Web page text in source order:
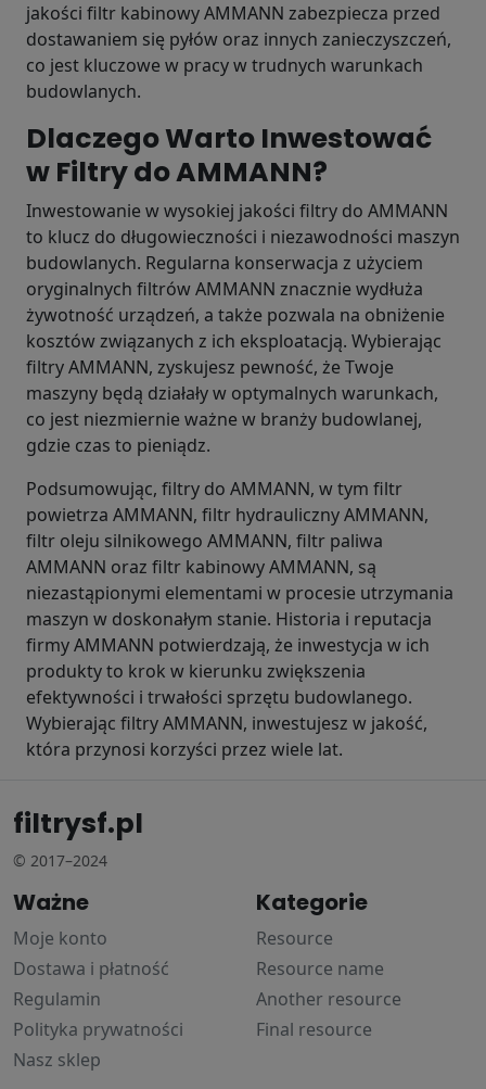
jakości filtr kabinowy AMMANN zabezpiecza przed
dostawaniem się pyłów oraz innych zanieczyszczeń,
co jest kluczowe w pracy w trudnych warunkach
budowlanych.
Dlaczego Warto Inwestować
w Filtry do AMMANN?
Inwestowanie w wysokiej jakości filtry do AMMANN
to klucz do długowieczności i niezawodności maszyn
budowlanych. Regularna konserwacja z użyciem
oryginalnych filtrów AMMANN znacznie wydłuża
żywotność urządzeń, a także pozwala na obniżenie
kosztów związanych z ich eksploatacją. Wybierając
filtry AMMANN, zyskujesz pewność, że Twoje
maszyny będą działały w optymalnych warunkach,
co jest niezmiernie ważne w branży budowlanej,
gdzie czas to pieniądz.
Podsumowując, filtry do AMMANN, w tym filtr
powietrza AMMANN, filtr hydrauliczny AMMANN,
filtr oleju silnikowego AMMANN, filtr paliwa
AMMANN oraz filtr kabinowy AMMANN, są
niezastąpionymi elementami w procesie utrzymania
maszyn w doskonałym stanie. Historia i reputacja
firmy AMMANN potwierdzają, że inwestycja w ich
produkty to krok w kierunku zwiększenia
efektywności i trwałości sprzętu budowlanego.
Wybierając filtry AMMANN, inwestujesz w jakość,
która przynosi korzyści przez wiele lat.
filtrysf.pl
© 2017–2024
Ważne
Moje konto
Dostawa i płatność
Regulamin
Polityka prywatności
Nasz sklep
Kategorie
Resource
Resource name
Another resource
Final resource